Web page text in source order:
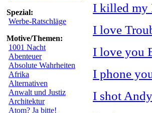
Spezial:
Werbe-Ratschläge
Motive/Themen:
1001 Nacht
Abenteuer
Absolute Wahrheiten
Afrika
Alternativen
Anwalt und Justiz
Architektur
Atom? Ja bitte!
I killed my
I love
I love you
I phone
I shot